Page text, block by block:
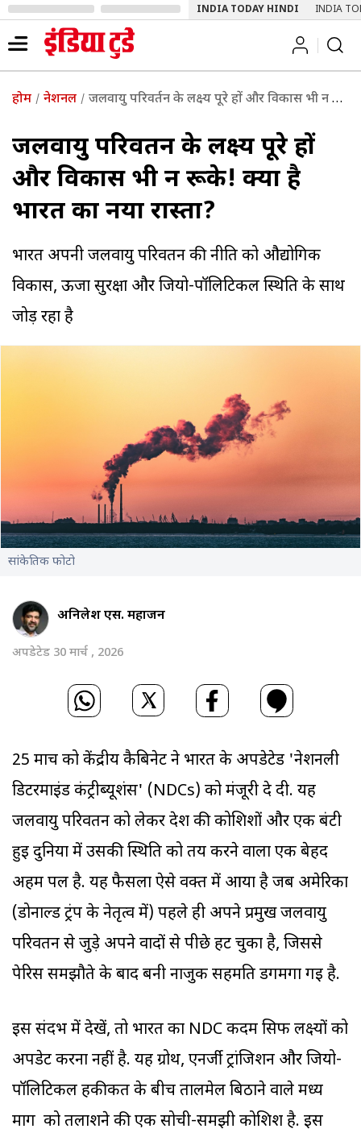
INDIA TODAY HINDI INDIA
होम नेशनल जलवायु परिवर्तन के लक्ष्य पूरे हों और विकास भी न रूके! क्या है भारत का नया रास्ता?
जलवायु परिवर्तन के लक्ष्य पूरे हों
और विकास भी न रूके! क्या है
भारत का नया रास्ता?
भारत अपनी जलवायु परिवर्तन की नीति को औद्योगिक
विकास, ऊर्जा सुरक्षा और जियो-पॉलिटिकल स्थिति के साथ
जोड़ रहा है
सांकेतिक फोटो
अनिलेश एस. महाजन
अपडेटेड 30 मार्च , 2026
25 मार्च को केंद्रीय कैबिनेट ने भारत के अपडेटेड 'नेशनली
डिटरमाइंड कंट्रीब्यूशंस' (NDCs) को मंजूरी दे दी. यह
जलवायु परिवर्तन को लेकर देश की कोशिशों और एक बंटी
हुई दुनिया में उसकी स्थिति को तय करने वाला एक बेहद
अहम पल है. यह फैसला ऐसे वक्त में आया है जब अमेरिका
(डोनाल्ड ट्रंप के नेतृत्व में) पहले ही अपने प्रमुख जलवायु
परिवर्तन से जुड़े अपने वादों से पीछे हट चुका है, जिससे
पेरिस समझौते के बाद बनी नाजुक सहमति डगमगा गई है.
इस संदर्भ में देखें, तो भारत का NDC कदम सिर्फ लक्ष्यों को
अपडेट करना नहीं है. यह ग्रोथ, एनर्जी ट्रांजिशन और जियो-
पॉलिटिकल हकीकत के बीच तालमेल बिठाने वाले मध्य
मार्ग को तलाशने की एक सोची-समझी कोशिश है. इस